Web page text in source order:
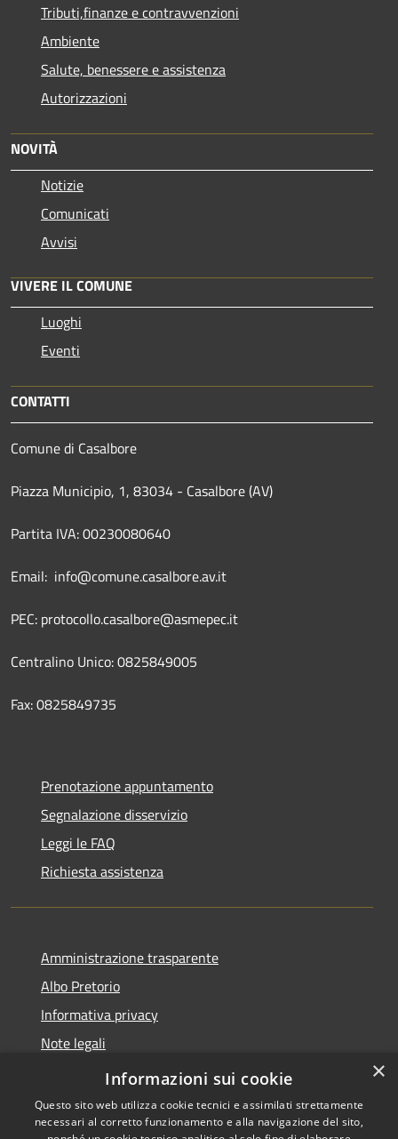
Tributi,finanze e contravvenzioni
Ambiente
Salute, benessere e assistenza
Autorizzazioni
NOVITÀ
Notizie
Comunicati
Avvisi
VIVERE IL COMUNE
Luoghi
Eventi
CONTATTI
Comune di Casalbore
Piazza Municipio, 1, 83034 - Casalbore (AV)
Partita IVA: 00230080640
Email: info@comune.casalbore.av.it
PEC: protocollo.casalbore@asmepec.it
Centralino Unico: 0825849005
Fax: 0825849735
Prenotazione appuntamento
Segnalazione disservizio
Leggi le FAQ
Richiesta assistenza
Amministrazione trasparente
Albo Pretorio
Informativa privacy
Note legali
Dichiarazione di accessibilità
×
Informazioni sui cookie
Questo sito web utilizza cookie tecnici e assimilati strettamente
necessari al corretto funzionamento e alla navigazione del sito,